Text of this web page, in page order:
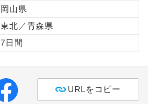
岡山県
東北／青森県
7日間
URLをコピー
す。
女性限定でご参加いただけるコースで
す。
利用航空会社が指定なので、ご出発の計